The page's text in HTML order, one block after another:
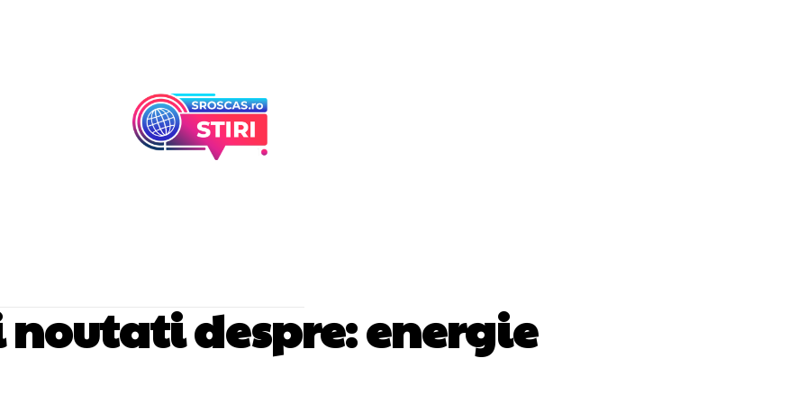
noutati despre:energie